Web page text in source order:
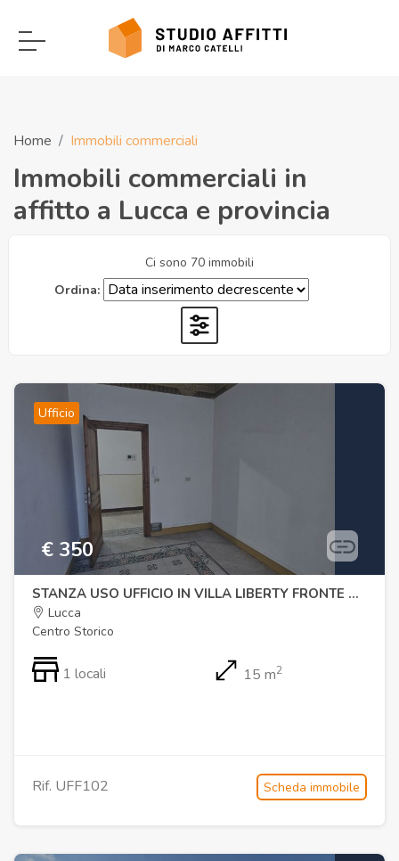
Home Immobili commerciali
Immobili commerciali in
affitto a Lucca e provincia
Ci sono 70 immobili
Ordina:
Ufficio
€ 350
STANZA USO UFFICIO IN VILLA LIBERTY FRONTE MURA
Lucca
Centro Storico
1 locali 15 m2
Rif. UFF102 Scheda immobile